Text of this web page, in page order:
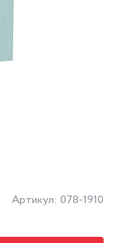
Артикул: 078-1910